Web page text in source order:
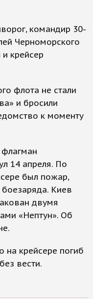
командир 30-
Черноморского
крейсер
флота не стали
и бросили
к моменту
флагман
14 апреля. По
был пожар,
Киев
двумя
«Нептун». Об
на крейсере погиб
вести.